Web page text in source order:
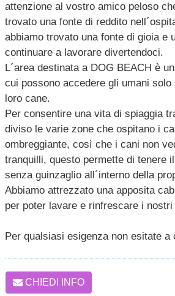
attenzione al vostro amico peloso
trovato una fonte di reddito
abbiamo trovato una fonte di gioia e
continuare a lavorare divertendoci.
L´area destinata a DOG BEACH è
cui possono accedere gli umani solo
loro cane.
Per consentire una vita di spiaggia
diviso le varie zone che ospitano i
ombreggiante, così che i cani non
tranquilli, questo permette di tenere
senza guinzaglio all´interno della
Abbiamo attrezzato una apposita
per poter lavare e rinfrescare i
Per qualsiasi esigenza non esitate a
CHIEDI INFO